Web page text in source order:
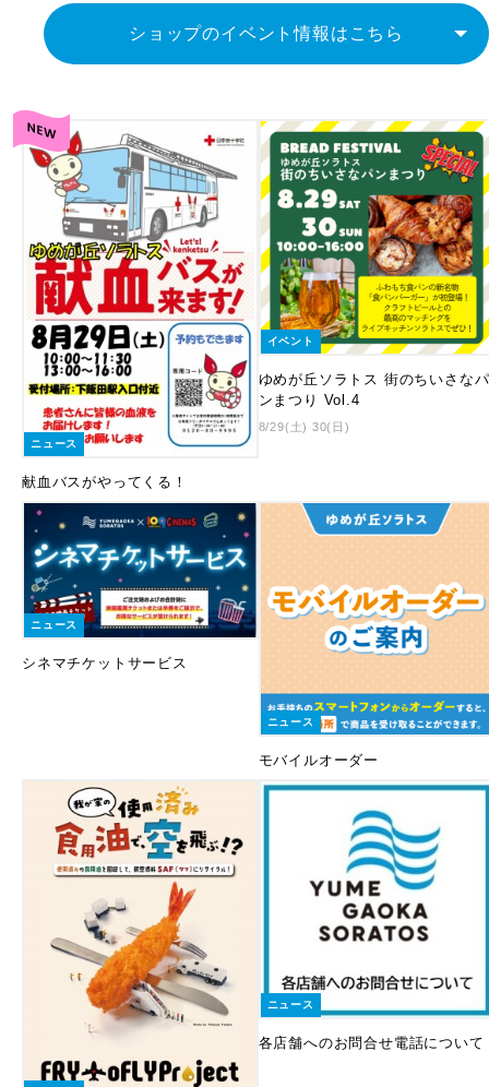
ショップのイベント情報はこちら
ニュース
献血バスがやってくる！
イベント
ゆめが丘ソラトス 街のちいさなパ
ンまつり Vol.4
8/29(土) 30(日)
ニュース
シネマチケットサービス
ニュース
モバイルオーダー
ニュース
各店舗へのお問合せ電話について